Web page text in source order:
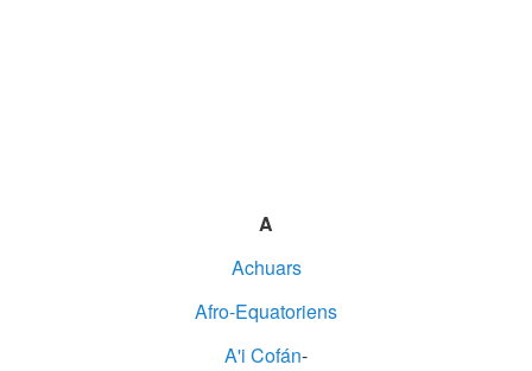
A
Achuars
Afro-Equatoriens
A'i Cofán-